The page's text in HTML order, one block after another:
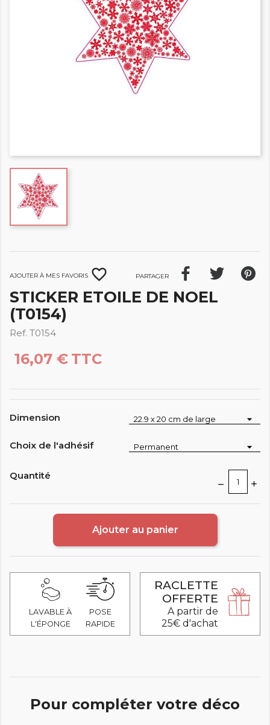
Ajouter à mes favoris favorite_border Partager
STICKER ETOILE DE NOEL
(T0154)
Ref. T0154
16,07 € TTC
Dimension
Choix de l'adhésif
Quantité
Ajouter au panier
LAVABLE À
L'ÉPONGE
POSE
RAPIDE
RACLETTE
OFFERTE
A partir de
25€ d'achat
Pour compléter votre déco